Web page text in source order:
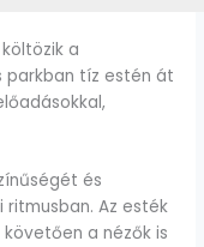
a
parkban tíz estén át
és
Az esték
a nézők is